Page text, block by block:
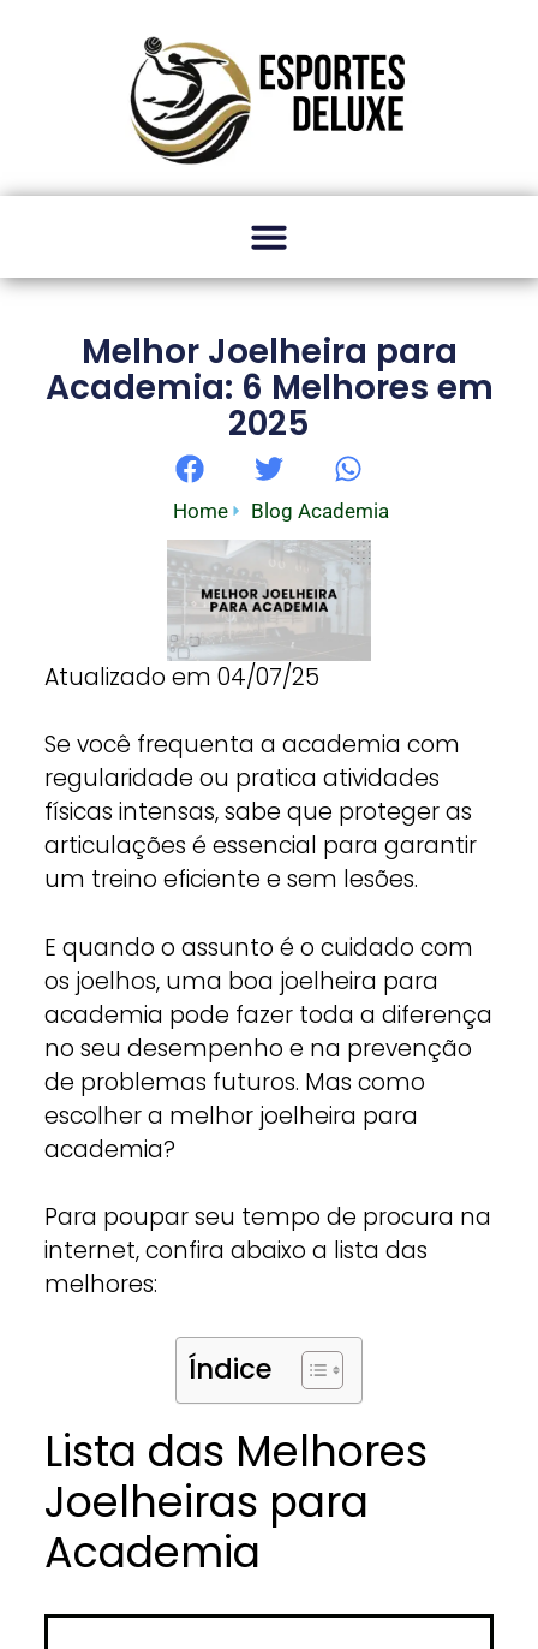
Melhor Joelheira para
Academia: 6 Melhores em
2025
Home Blog Academia
Atualizado em 04/07/25
Se você frequenta a academia com
regularidade ou pratica atividades
físicas intensas, sabe que proteger as
articulações é essencial para garantir
um treino eficiente e sem lesões.
E quando o assunto é o cuidado com
os joelhos, uma boa joelheira para
academia pode fazer toda a diferença
no seu desempenho e na prevenção
de problemas futuros. Mas como
escolher a melhor joelheira para
academia?
Para poupar seu tempo de procura na
internet, confira abaixo a lista das
melhores:
Índice
Lista das Melhores
Joelheiras para
Academia